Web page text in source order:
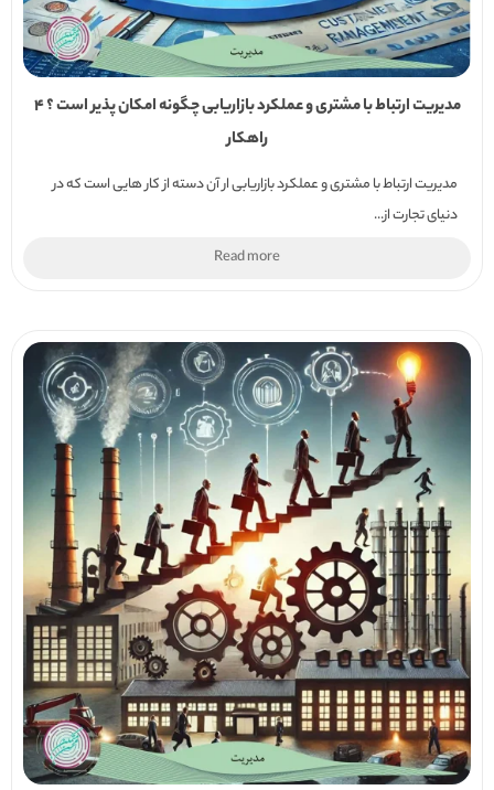
مدیریت ارتباط با مشتری و عملکرد بازاریابی چگونه امکان پذیر است ؟ 4
راهکار
مدیریت ارتباط با مشتری و عملکرد بازاریابی ار آن دسته از کار هایی است که در
دنیای تجارت از...
Read more